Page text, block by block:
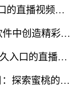
探索17c影院入口地址永久入口的直播视频软件使用体验
17.c-起草口在：在直播视频软件中创造精彩内容的新机遇
深度探讨17C丨国产丨精品永久入口的直播视频软件优势与特点
蜜桃产品一二三产区的区别日：探索蜜桃的多样性与价值